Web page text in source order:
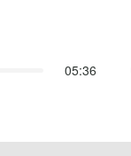
05:36